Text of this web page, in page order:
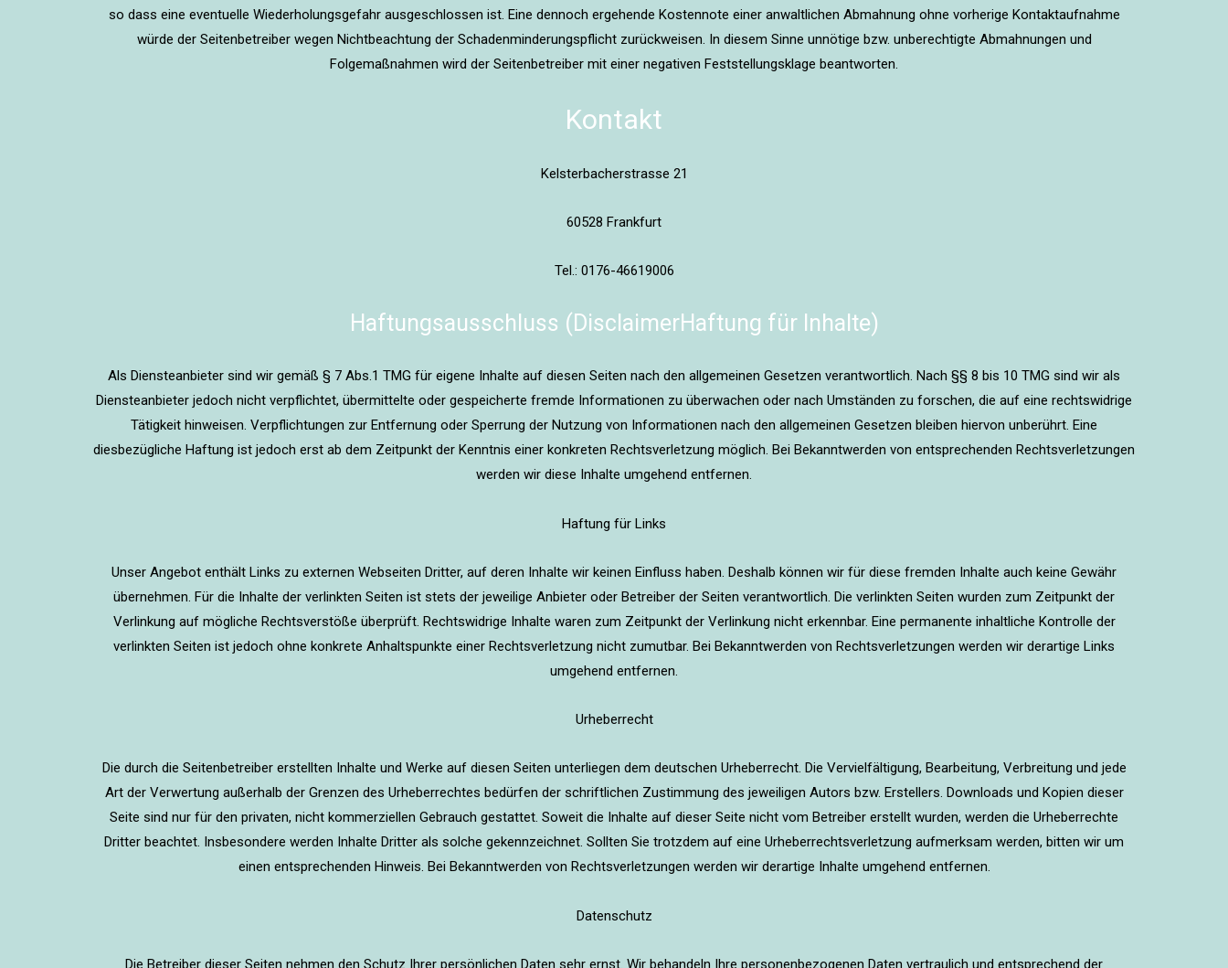
so dass eine eventuelle Wiederholungsgefahr ausgeschlossen ist. Eine dennoch ergehende Kostennote einer anwaltlichen Abmahnung ohne vorherige Kontaktaufnahme
würde der Seitenbetreiber wegen Nichtbeachtung der Schadenminderungspflicht zurückweisen. In diesem Sinne unnötige bzw. unberechtigte Abmahnungen und
Folgemaßnahmen wird der Seitenbetreiber mit einer negativen Feststellungsklage beantworten.
Kontakt
Kelsterbacherstrasse 21
60528 Frankfurt
Tel.: 0176-46619006
Haftungsausschluss (DisclaimerHaftung für Inhalte)
Als Diensteanbieter sind wir gemäß § 7 Abs.1 TMG für eigene Inhalte auf diesen Seiten nach den allgemeinen Gesetzen verantwortlich. Nach §§ 8 bis 10 TMG sind wir als
Diensteanbieter jedoch nicht verpflichtet, übermittelte oder gespeicherte fremde Informationen zu überwachen oder nach Umständen zu forschen, die auf eine rechtswidrige
Tätigkeit hinweisen. Verpflichtungen zur Entfernung oder Sperrung der Nutzung von Informationen nach den allgemeinen Gesetzen bleiben hiervon unberührt. Eine
diesbezügliche Haftung ist jedoch erst ab dem Zeitpunkt der Kenntnis einer konkreten Rechtsverletzung möglich. Bei Bekanntwerden von entsprechenden Rechtsverletzungen
werden wir diese Inhalte umgehend entfernen.
Haftung für Links
Unser Angebot enthält Links zu externen Webseiten Dritter, auf deren Inhalte wir keinen Einfluss haben. Deshalb können wir für diese fremden Inhalte auch keine Gewähr
übernehmen. Für die Inhalte der verlinkten Seiten ist stets der jeweilige Anbieter oder Betreiber der Seiten verantwortlich. Die verlinkten Seiten wurden zum Zeitpunkt der
Verlinkung auf mögliche Rechtsverstöße überprüft. Rechtswidrige Inhalte waren zum Zeitpunkt der Verlinkung nicht erkennbar. Eine permanente inhaltliche Kontrolle der
verlinkten Seiten ist jedoch ohne konkrete Anhaltspunkte einer Rechtsverletzung nicht zumutbar. Bei Bekanntwerden von Rechtsverletzungen werden wir derartige Links
umgehend entfernen.
Urheberrecht
Die durch die Seitenbetreiber erstellten Inhalte und Werke auf diesen Seiten unterliegen dem deutschen Urheberrecht. Die Vervielfältigung, Bearbeitung, Verbreitung und jede
Art der Verwertung außerhalb der Grenzen des Urheberrechtes bedürfen der schriftlichen Zustimmung des jeweiligen Autors bzw. Erstellers. Downloads und Kopien dieser
Seite sind nur für den privaten, nicht kommerziellen Gebrauch gestattet. Soweit die Inhalte auf dieser Seite nicht vom Betreiber erstellt wurden, werden die Urheberrechte
Dritter beachtet. Insbesondere werden Inhalte Dritter als solche gekennzeichnet. Sollten Sie trotzdem auf eine Urheberrechtsverletzung aufmerksam werden, bitten wir um
einen entsprechenden Hinweis. Bei Bekanntwerden von Rechtsverletzungen werden wir derartige Inhalte umgehend entfernen.
Datenschutz
Die Betreiber dieser Seiten nehmen den Schutz Ihrer persönlichen Daten sehr ernst. Wir behandeln Ihre personenbezogenen Daten vertraulich und entsprechend der